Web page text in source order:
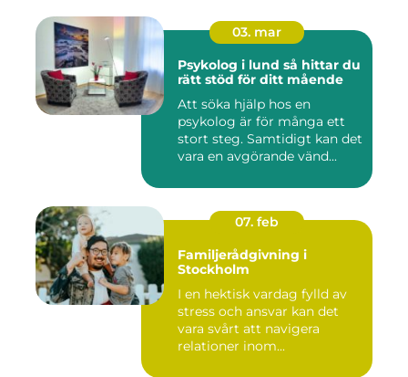
03. mar
Psykolog i lund så hittar du
rätt stöd för ditt mående
Att söka hjälp hos en
psykolog är för många ett
stort steg. Samtidigt kan det
vara en avgörande vänd...
07. feb
Familjerådgivning i
Stockholm
I en hektisk vardag fylld av
stress och ansvar kan det
vara svårt att navigera
relationer inom...